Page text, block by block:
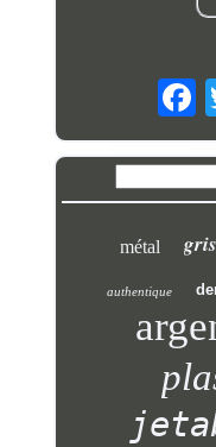
métal gris
authentique